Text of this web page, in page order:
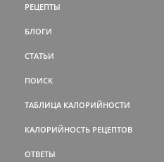
РЕЦЕПТЫ
БЛОГИ
СТАТЬИ
ПОИСК
ТАБЛИЦА КАЛОРИЙНОСТИ
КАЛОРИЙНОСТЬ РЕЦЕПТОВ
ОТВЕТЫ